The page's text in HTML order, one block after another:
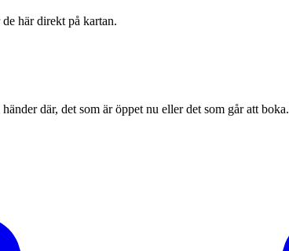
här direkt på kartan.
där, det som är öppet nu eller det som går att boka.